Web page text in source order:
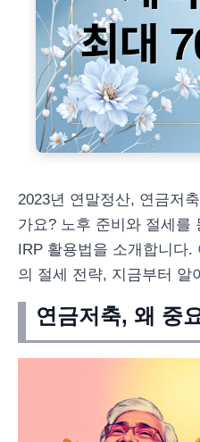
2023년 연말정산, 연금저
가요? 노후 준비와 절세를
IRP 활용법을 소개합니다
의 절세 전략, 지금부터 알
연금저축, 왜 중